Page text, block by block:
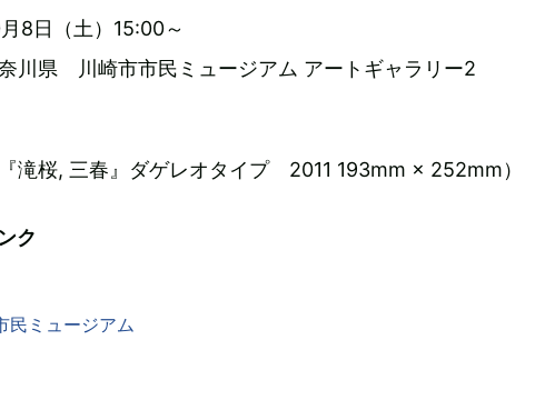
8日（土）15:00～
川県 川崎市市民ミュージアム アートギャラリー2
『滝桜, 三春』ダゲレオタイプ 2011 193mm × 252mm）
ク
民ミュージアム